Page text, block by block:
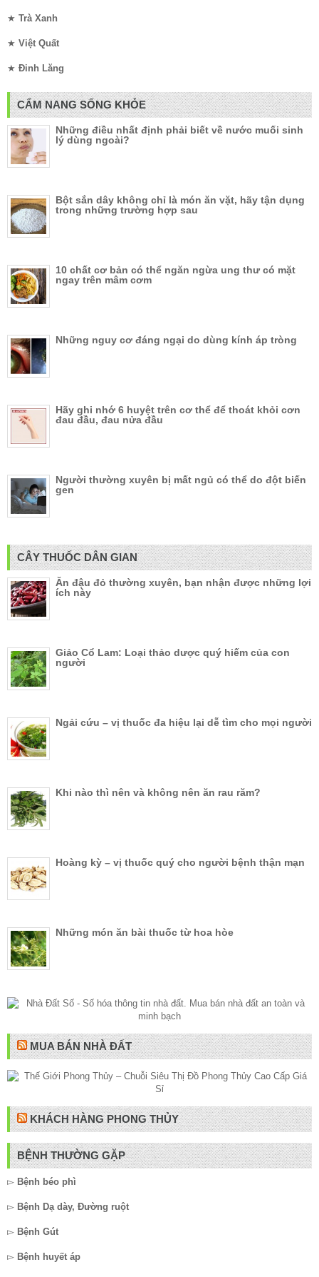
★ Trà Xanh
★ Việt Quất
★ Đinh Lăng
CẨM NANG SỐNG KHỎE
Những điều nhất định phải biết về nước muối sinh
lý dùng ngoài?
Bột sắn dây không chỉ là món ăn vặt, hãy tận dụng
trong những trường hợp sau
10 chất cơ bản có thể ngăn ngừa ung thư có mặt
ngay trên mâm cơm
Những nguy cơ đáng ngại do dùng kính áp tròng
Hãy ghi nhớ 6 huyệt trên cơ thể để thoát khỏi cơn
đau đầu, đau nửa đầu
Người thường xuyên bị mất ngủ có thể do đột biến
gen
CÂY THUỐC DÂN GIAN
Ăn đậu đỏ thường xuyên, bạn nhận được những lợi
ích này
Giảo Cổ Lam: Loại thảo dược quý hiếm của con
người
Ngải cứu – vị thuốc đa hiệu lại dễ tìm cho mọi người
Khi nào thì nên và không nên ăn rau răm?
Hoàng kỳ – vị thuốc quý cho người bệnh thận mạn
Những món ăn bài thuốc từ hoa hòe
MUA BÁN NHÀ ĐẤT
KHÁCH HÀNG PHONG THỦY
BỆNH THƯỜNG GẶP
▻ Bệnh béo phì
▻ Bệnh Dạ dày, Đường ruột
▻ Bệnh Gút
▻ Bệnh huyết áp